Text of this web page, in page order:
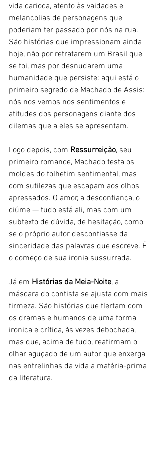
vida carioca, atento às vaidades e
melancolias de personagens que
poderiam ter passado por nós na rua.
São histórias que impressionam ainda
hoje, não por retratarem um Brasil que
se foi, mas por desnudarem uma
humanidade que persiste: aqui está o
primeiro segredo de Machado de Assis:
nós nos vemos nos sentimentos e
atitudes dos personagens diante dos
dilemas que a eles se apresentam.
Logo depois, com Ressurreição, seu
primeiro romance, Machado testa os
moldes do folhetim sentimental, mas
com sutilezas que escapam aos olhos
apressados. O amor, a desconfiança, o
ciúme — tudo está ali, mas com um
subtexto de dúvida, de hesitação, como
se o próprio autor desconfiasse da
sinceridade das palavras que escreve. É
o começo de sua ironia sussurrada.
Já em Histórias da Meia-Noite, a
máscara do contista se ajusta com mais
firmeza. São histórias que flertam com
os dramas e humanos de uma forma
ironica e crítica, às vezes debochada,
mas que, acima de tudo, reafirmam o
olhar aguçado de um autor que enxerga
nas entrelinhas da vida a matéria-prima
da literatura.